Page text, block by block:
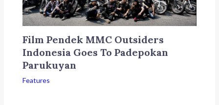
Film Pendek MMC Outsiders
Indonesia Goes To Padepokan
Parukuyan
Features